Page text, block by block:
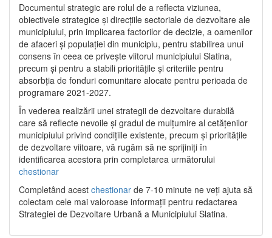
Documentul strategic are rolul de a reflecta viziunea,
obiectivele strategice și direcțiile sectoriale de dezvoltare ale
municipiului, prin implicarea factorilor de decizie, a oamenilor
de afaceri și populației din municipiu, pentru stabilirea unui
consens în ceea ce privește viitorul municipiului Slatina,
precum și pentru a stabili prioritățile și criteriile pentru
absorbția de fonduri comunitare alocate pentru perioada de
programare 2021-2027.
În vederea realizării unei strategii de dezvoltare durabilă
care să reflecte nevoile și gradul de mulțumire al cetățenilor
municipiului privind condițiile existente, precum și prioritățile
de dezvoltare viitoare, vă rugăm să ne sprijiniți în
identificarea acestora prin completarea următorului
chestionar
Completând acest chestionar de 7-10 minute ne veți ajuta să
colectam cele mai valoroase informații pentru redactarea
Strategiei de Dezvoltare Urbană a Municipiului Slatina.